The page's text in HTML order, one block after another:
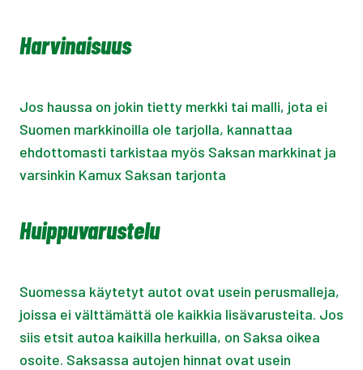
Harvinaisuus
Jos haussa on jokin tietty merkki tai malli, jota ei
Suomen markkinoilla ole tarjolla, kannattaa
ehdottomasti tarkistaa myös Saksan markkinat ja
varsinkin Kamux Saksan tarjonta
Huippuvarustelu
Suomessa käytetyt autot ovat usein perusmalleja,
joissa ei välttämättä ole kaikkia lisävarusteita. Jos
siis etsit autoa kaikilla herkuilla, on Saksa oikea
osoite. Saksassa autojen hinnat ovat usein